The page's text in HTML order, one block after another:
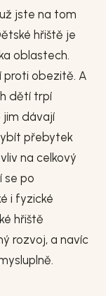
jste na tom
hřiště je
oblastech.
proti obezitě. A
dětí trpí
jim dávají
přebytek
na celkový
se po
i fyzické
hřiště
rozvoj, a navíc